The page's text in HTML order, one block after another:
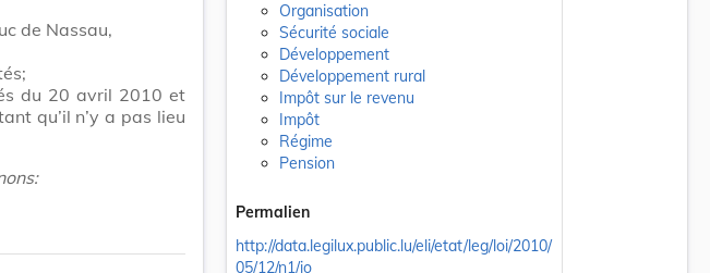
de Nassau,
du 20 avril 2010 et
qu’il n’y a pas lieu
Organisation
Sécurité sociale
Développement
Développement rural
Impôt sur le revenu
Impôt
Régime
Pension
Permalien
http://data.legilux.public.lu/eli/etat/leg/loi/2010/
05/12/n1/jo